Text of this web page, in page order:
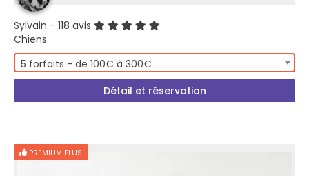
Sylvain - 118 avis
Chiens
5 forfaits - de 100€ à 300€
Détail et réservation
PREMIUM PLUS